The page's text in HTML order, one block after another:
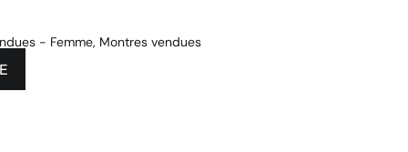
- Femme, Montres vendues